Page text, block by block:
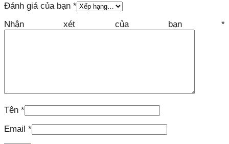
Đánh giá của bạn *
Nhận xét của bạn *
Tên *
Email *